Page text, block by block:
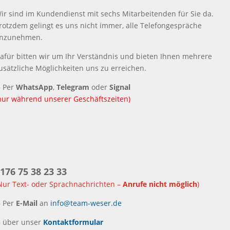
sind im Kundendienst mit sechs Mitarbeitenden für Sie da.
gelingt es uns nicht immer, alle Telefongespräche
bitten wir um Ihr Verständnis und bieten Ihnen mehrere
Möglichkeiten uns zu erreichen.
Per WhatsApp, Telegram oder Signal
während unserer Geschäftszeiten)
75 38 23 33
Text- oder Sprachnachrichten – Anrufe nicht möglich)
Per E-Mail an info@team-weser.de
über unser Kontaktformular